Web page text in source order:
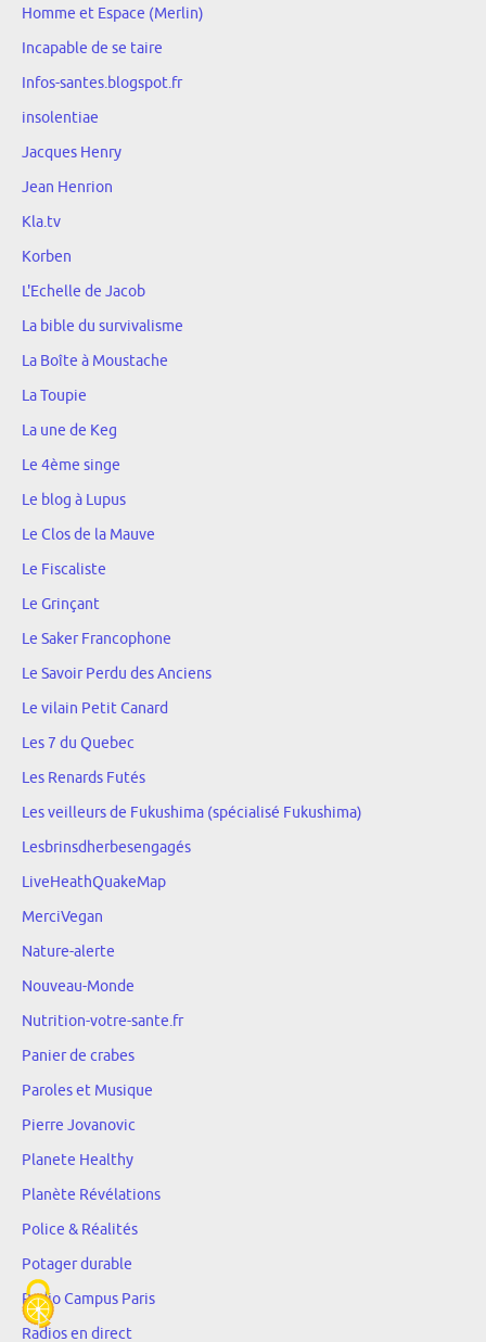
Homme et Espace (Merlin)
Incapable de se taire
Infos-santes.blogspot.fr
insolentiae
Jacques Henry
Jean Henrion
Kla.tv
Korben
L'Echelle de Jacob
La bible du survivalisme
La Boîte à Moustache
La Toupie
La une de Keg
Le 4ème singe
Le blog à Lupus
Le Clos de la Mauve
Le Fiscaliste
Le Grinçant
Le Saker Francophone
Le Savoir Perdu des Anciens
Le vilain Petit Canard
Les 7 du Quebec
Les Renards Futés
Les veilleurs de Fukushima (spécialisé Fukushima)
Lesbrinsdherbesengagés
LiveHeathQuakeMap
MerciVegan
Nature-alerte
Nouveau-Monde
Nutrition-votre-sante.fr
Panier de crabes
Paroles et Musique
Pierre Jovanovic
Planete Healthy
Planète Révélations
Police & Réalités
Potager durable
Radio Campus Paris
Radios en direct